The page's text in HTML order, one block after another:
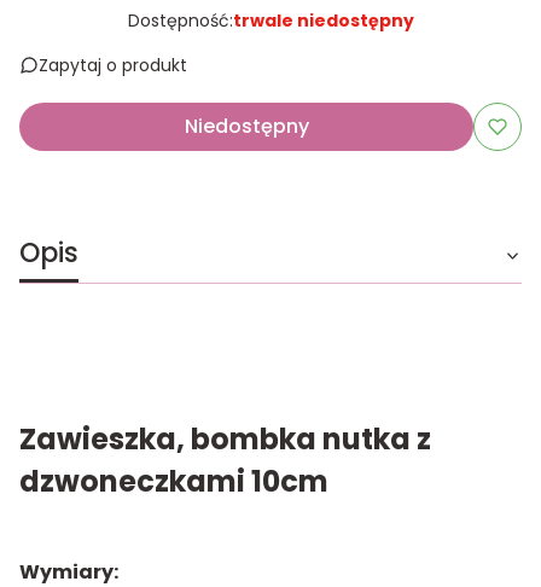
Dostępność:trwale niedostępny
Zapytaj o produkt
Niedostępny
Opis
Zawieszka, bombka nutka z
dzwoneczkami 10cm
Wymiary: